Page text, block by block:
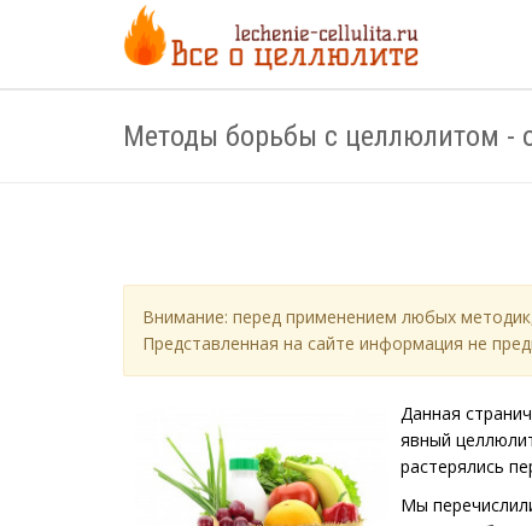
Методы борьбы с целлюлитом -
Внимание: перед применением любых
Представленная на сайте информация не
Данная
явный
растерялись
Мы